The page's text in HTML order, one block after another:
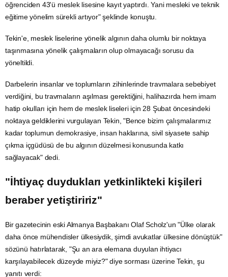
öğrenciden 43'ü meslek lisesine kayıt yaptırdı. Yani mesleki ve teknik
eğitime yönelim sürekli artıyor" şeklinde konuştu.
Tekin'e, meslek liselerine yönelik algının daha olumlu bir noktaya
taşınmasına yönelik çalışmaların olup olmayacağı sorusu da
yöneltildi.
Darbelerin insanlar ve toplumların zihinlerinde travmalara sebebiyet
verdiğini, bu travmaların aşılması gerektiğini, halihazırda hem imam
hatip okulları için hem de meslek liseleriiçin28 Şubatöncesindeki
noktaya geldiklerini vurgulayan Tekin, "Bence bizim çalışmalarımız
kadar toplumun demokrasiye, insan haklarına, sivil siyasete sahip
çıkma içgüdüsü de bu algının düzelmesi konusunda katkı
sağlayacak" dedi.
"İhtiyaç duydukları yetkinlikteki kişileri
beraber yetiştiririz"
Bir gazetecinin eskiAlmanya Başbakanı Olaf Scholz'un "Ülke olarak
daha önce mühendisler ülkesiydik, şimdi avukatlar ülkesine dönüştük"
sözünü hatırlatarak, "Şu an ara elemana duyulan ihtiyacı
karşılayabilecek düzeyde miyiz?" diye sorması üzerine Tekin, şu
yanıtı verdi: